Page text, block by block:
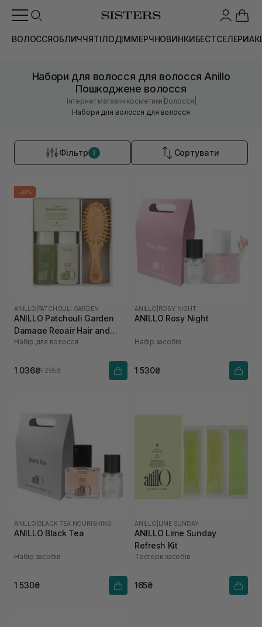
ВОЛОССЯОБЛИЧЧЯТІЛОДІММЕРЧНОВИНКИБЕСТСЕЛЕРИ
Набори для волосся для волосся Anillo
Пошкоджене волосся
Інтернет магазин косметики |Волосся
Набори для волосся для волосся
Фільтр 2 Сортувати
-20%
ANILLO PATCHOULI GARDEN
ANILLO Patchouli Garden
Damage Repair Hair and
Brush Set
Набір для волосся
1 036₴1 295₴
ANILLO ROSY NIGHT
ANILLO Rosy Night
Набір засобів
1 530₴
ANILLO BLACK TEA NOURISHING
ANILLO Black Tea
Набір засобів
1 530₴
ANILLO LIME SUNDAY
ANILLO Lime Sunday
Refresh Kit
Тестери засобів
165₴